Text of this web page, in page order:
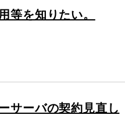
等を知りたい。
サーバの契約見直し